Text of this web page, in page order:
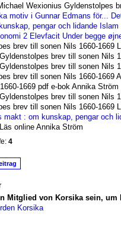
Wexionius Gyldenstolpes
motiv i Gunnar Edmans för...
pengar och lidande Islam
2 Elevfacit Under begge
brev till sonen Nils 1660-1669
brev till sonen Nils
brev till sonen Nils
brev till sonen Nils 1660-1669
1669 pdf e-bok Annika Ström
brev till sonen Nils
brev till sonen Nils 1660-1669
makt : om kunskap, pengar och
online Annika Ström
4
Mitglied von Korsika sein, um
Korsika